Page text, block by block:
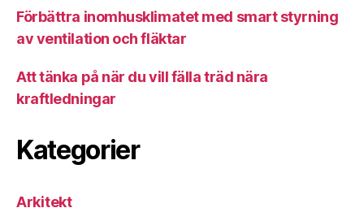
Förbättra inomhusklimatet med smart styrning
av ventilation och fläktar
Att tänka på när du vill fälla träd nära
kraftledningar
Kategorier
Arkitekt